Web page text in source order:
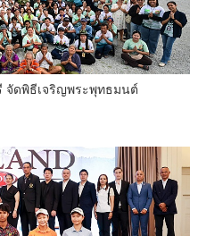
จัดพิธีเจริญพระพุทธมนต์